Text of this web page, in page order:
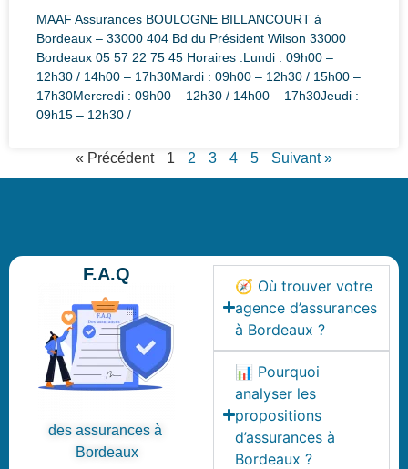
MAAF Assurances BOULOGNE BILLANCOURT à
Bordeaux – 33000 404 Bd du Président Wilson 33000
Bordeaux 05 57 22 75 45 Horaires :Lundi : 09h00 –
12h30 / 14h00 – 17h30Mardi : 09h00 – 12h30 / 15h00 –
17h30Mercredi : 09h00 – 12h30 / 14h00 – 17h30Jeudi :
09h15 – 12h30 /
« Précédent 1 2 3 4 5 Suivant »
F.A.Q
des assurances à
Bordeaux
🧭 Où trouver votre
agence d’assurances
à Bordeaux ?
📊 Pourquoi
analyser les
propositions
d’assurances à
Bordeaux ?